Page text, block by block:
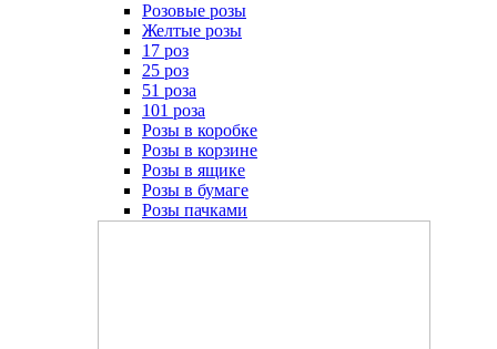
Розовые розы
Желтые розы
17 роз
25 роз
51 роза
101 роза
Розы в коробке
Розы в корзине
Розы в ящике
Розы в бумаге
Розы пачками